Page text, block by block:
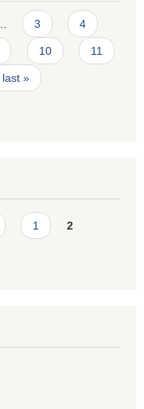
3 4
10 11
last »
1 2